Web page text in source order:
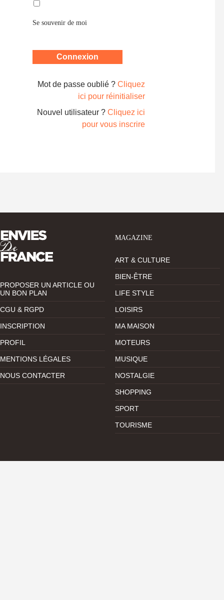
Se souvenir de moi
Mot de passe oublié ? Cliquez
ici pour réinitialiser
Nouvel utilisateur ? Cliquez ici
pour vous inscrire
PROPOSER UN ARTICLE OU
UN BON PLAN
CGU & RGPD
INSCRIPTION
PROFIL
MENTIONS LÉGALES
NOUS CONTACTER
MAGAZINE
ART & CULTURE
BIEN-ÊTRE
LIFE STYLE
LOISIRS
MA MAISON
MOTEURS
MUSIQUE
NOSTALGIE
SHOPPING
SPORT
TOURISME